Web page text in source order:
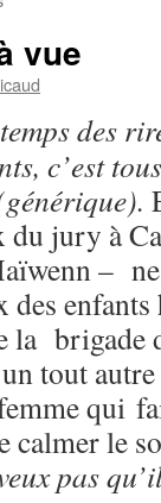
vue
des
c’est
du jury à
–
des
la brigade
tout
qui
calmer le
pas